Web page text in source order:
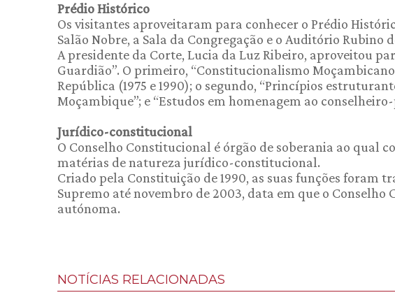
Prédio Histórico
Os visitantes aproveitaram para conhecer o Prédio
Salão Nobre, a Sala da Congregação e o Auditório Rubino
A presidente da Corte, Lucia da Luz Ribeiro, aproveitou
Guardião”. O primeiro, “Constitucionalismo
República (1975 e 1990); o segundo, “Princípios
Moçambique”; e “Estudos em homenagem ao
Jurídico-constitucional
O Conselho Constitucional é órgão de soberania ao qual
matérias de natureza jurídico-constitucional.
Criado pela Constituição de 1990, as suas funções foram
Supremo até novembro de 2003, data em que o
autónoma.
NOTÍCIAS RELACIONADAS